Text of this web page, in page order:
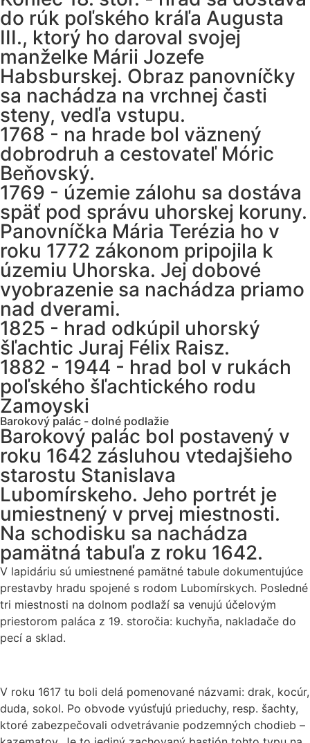
do rúk poľského kráľa Augusta
III., ktorý ho daroval svojej
manželke Márii Jozefe
Habsburskej. Obraz panovníčky
sa nachádza na vrchnej časti
steny, vedľa vstupu.
1768 - na hrade bol väznený
dobrodruh a cestovateľ Móric
Beňovský.
1769 - územie zálohu sa dostáva
späť pod správu uhorskej koruny.
Panovníčka Mária Terézia ho v
roku 1772 zákonom pripojila k
územiu Uhorska. Jej dobové
vyobrazenie sa nachádza priamo
nad dverami.
1825 - hrad odkúpil uhorský
šľachtic Juraj Félix Raisz.
1882 - 1944 - hrad bol v rukách
poľského šľachtického rodu
Zamoyski
Barokový palác - dolné podlažie
Barokový palác bol postavený v
roku 1642 zásluhou vtedajšieho
starostu Stanislava
Lubomírskeho. Jeho portrét je
umiestnený v prvej miestnosti.
Na schodisku sa nachádza
pamätná tabuľa z roku 1642.
V lapidáriu sú umiestnené pamätné tabule dokumentujúce
prestavby hradu spojené s rodom Lubomírskych. Posledné
tri miestnosti na dolnom podlaží sa venujú účelovým
priestorom paláca z 19. storočia: kuchyňa, nakladače do
pecí a sklad.
V roku 1617 tu boli delá pomenované názvami: drak, kocúr,
duda, sokol. Po obvode vyúsťujú prieduchy, resp. šachty,
ktoré zabezpečovali odvetrávanie podzemných chodieb –